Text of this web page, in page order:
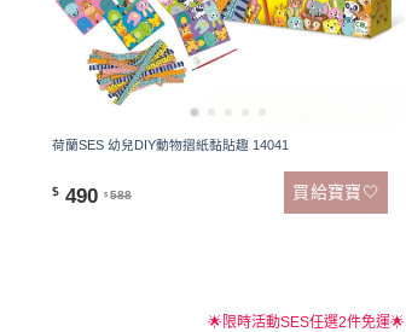
荷蘭SES 幼兒DIY動物摺紙黏貼趣 14041
$ 490 $ 588 買給寶寶🤍
🌟限時活動SES任選2件免運🌟